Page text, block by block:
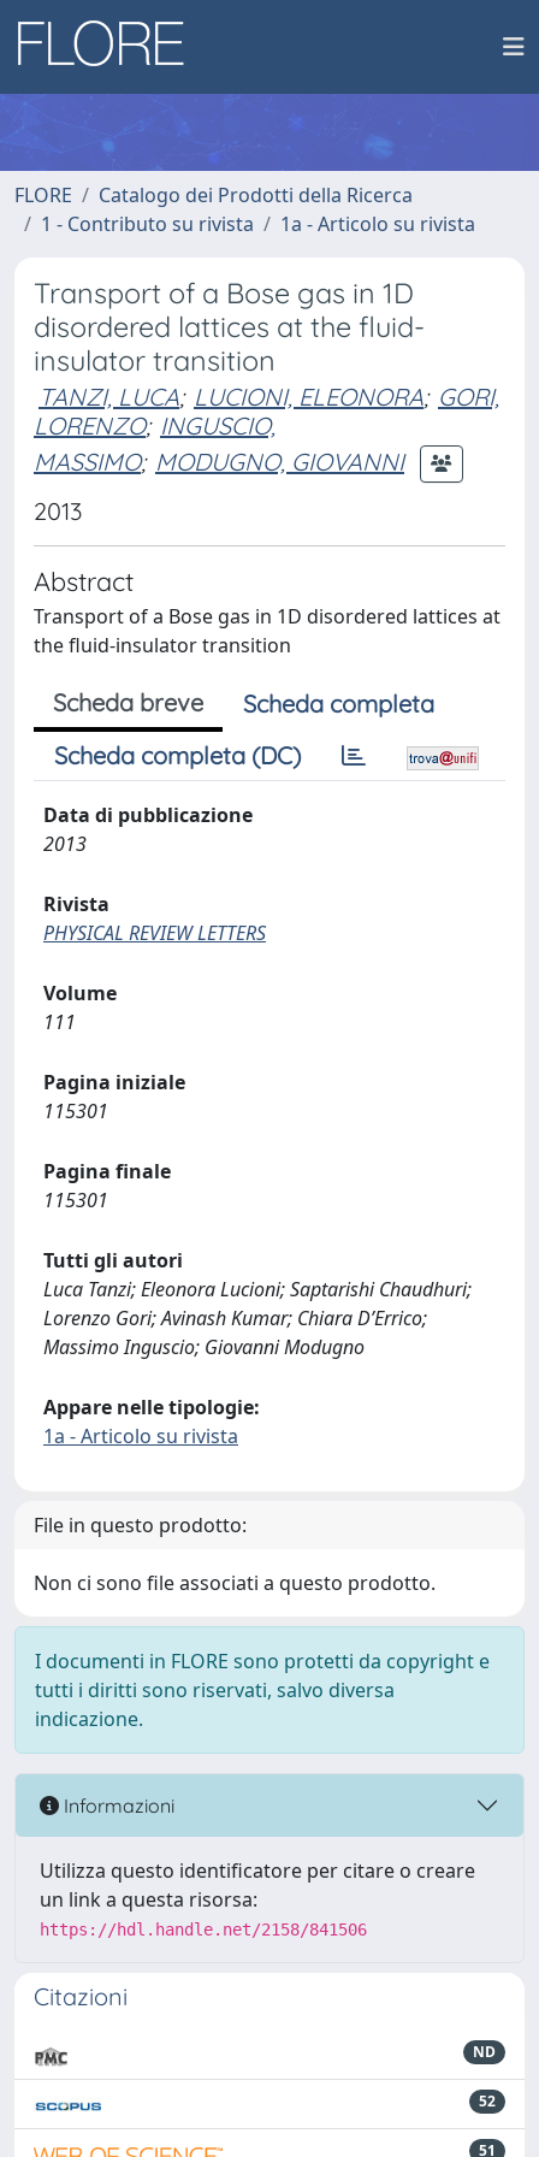
FLORE
Catalogo dei Prodotti della Ricerca
1 - Contributo su rivista
1a - Articolo su rivista
Transport of a Bose gas in 1D
disordered lattices at the fluid-
insulator transition
TANZI, LUCA; LUCIONI, ELEONORA; GORI,
LORENZO; INGUSCIO,
MASSIMO; MODUGNO, GIOVANNI
2013
Abstract
Transport of a Bose gas in 1D disordered lattices at
the fluid-insulator transition
Scheda breve
Scheda completa
Scheda completa (DC)
Data di pubblicazione
2013
Rivista
PHYSICAL REVIEW LETTERS
Volume
111
Pagina iniziale
115301
Pagina finale
115301
Tutti gli autori
Luca Tanzi; Eleonora Lucioni; Saptarishi Chaudhuri;
Lorenzo Gori; Avinash Kumar; Chiara D’Errico;
Massimo Inguscio; Giovanni Modugno
Appare nelle tipologie:
1a - Articolo su rivista
File in questo prodotto:
Non ci sono file associati a questo prodotto.
I documenti in FLORE sono protetti da copyright e
tutti i diritti sono riservati, salvo diversa
indicazione.
Informazioni
Utilizza questo identificatore per citare o creare
un link a questa risorsa:
https://hdl.handle.net/2158/841506
Citazioni
ND
52
51